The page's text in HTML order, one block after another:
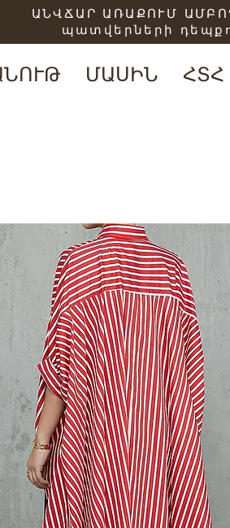
ՄԱՍԻՆ ՀՏՀ
ԱՆՎՃԱՐ ԱՌԱՔՈՒՄ
պատվերների